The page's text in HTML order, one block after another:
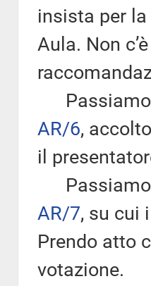
insista per
Aula. Non
Passiamo
AR/6,
il
Passiamo
AR/7, su cui
Prendo atto
votazione.